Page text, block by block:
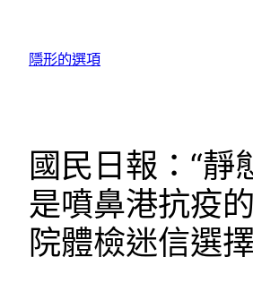
隱形的選項
國民日報：“靜
是噴鼻港抗疫
院體檢迷信選擇